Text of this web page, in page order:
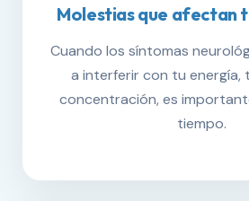
Molestias que afectan
Cuando los síntomas
a interferir con tu energía,
concentración, es
tiempo.